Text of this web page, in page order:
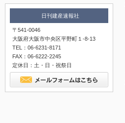
日刊建産速報社
〒541-0046
大阪府大阪市中央区平野町１-8-13
TEL：06-6231-8171
FAX：06-6222-2245
定休日：土・日・祝祭日